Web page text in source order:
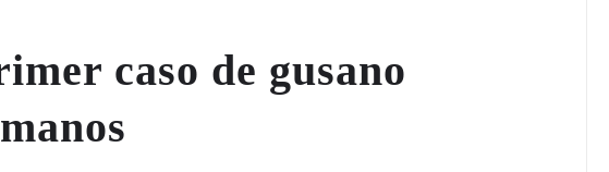
caso de gusano